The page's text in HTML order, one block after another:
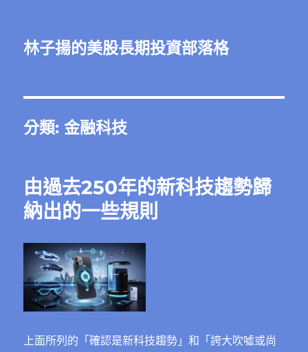
林子揚的美股長期投資部落格
分類:金融科技
由過去250年的新科技趨勢歸
納出的一些規則
上面所列的「確認是新科技趨勢」和「誇大吹噓或尚